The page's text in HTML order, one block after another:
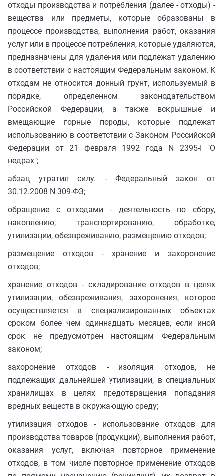
отходы производства и потребления (далее - отходы) -
вещества или предметы, которые образованы в
процессе производства, выполнения работ, оказания
услуг или в процессе потребления, которые удаляются,
предназначены для удаления или подлежат удалению
в соответствии с настоящим Федеральным законом. К
отходам не относится донный грунт, используемый в
порядке, определенном законодательством
Российской Федерации, а также вскрышные и
вмещающие горные породы, которые подлежат
использованию в соответствии с Законом Российской
Федерации от 21 февраля 1992 года N 2395-I "О
недрах";
абзац утратил силу. - Федеральный закон от
30.12.2008 N 309-ФЗ;
обращение с отходами - деятельность по сбору,
накоплению, транспортированию, обработке,
утилизации, обезвреживанию, размещению отходов;
размещение отходов - хранение и захоронение
отходов;
хранение отходов - складирование отходов в целях
утилизации, обезвреживания, захоронения, которое
осуществляется в специализированных объектах
сроком более чем одиннадцать месяцев, если иной
срок не предусмотрен настоящим Федеральным
законом;
захоронение отходов - изоляция отходов, не
подлежащих дальнейшей утилизации, в специальных
хранилищах в целях предотвращения попадания
вредных веществ в окружающую среду;
утилизация отходов - использование отходов для
производства товаров (продукции), выполнения работ,
оказания услуг, включая повторное применение
отходов, в том числе повторное применение отходов